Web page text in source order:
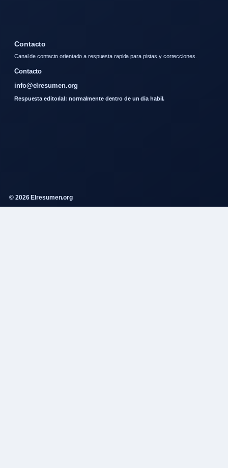
Contacto
Canal de contacto orientado a respuesta rapida para pistas y correcciones.
Contacto
info@elresumen.org
Respuesta editorial: normalmente dentro de un dia habil.
© 2026 Elresumen.org